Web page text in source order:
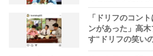
満々
「ドリフのコン
ンがあった」高
す“ドリフの笑い